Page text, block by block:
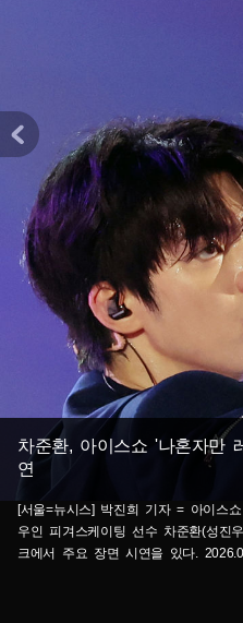
차준환, 아이스쇼 '나혼자만
연
[서울=뉴시스] 박진희 기자 = 아이스
우인 피겨스케이팅 선수 차준환(성진
크에서 주요 장면 시연을 있다.